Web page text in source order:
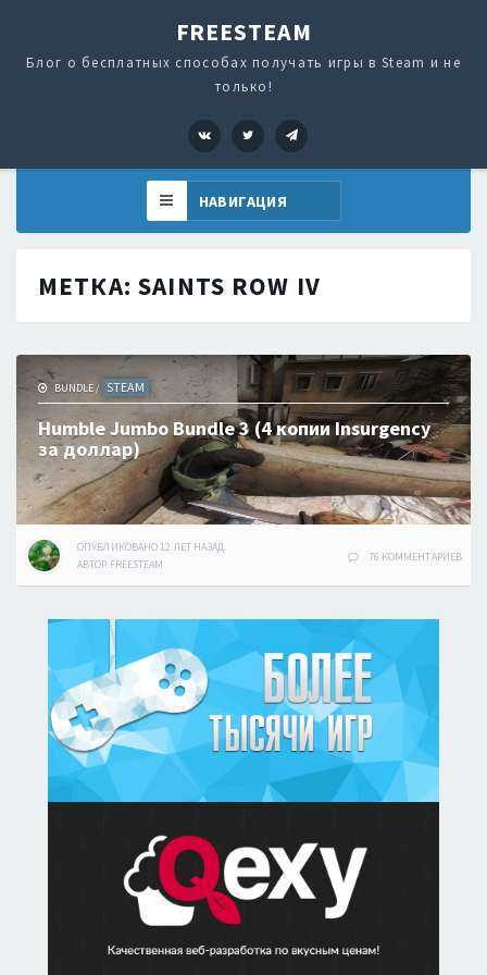
FREESTEAM
Блог о бесплатных способах получать игры в Steam и не
только!
VK Twitter
МЕТКА:SAINTS ROW IV
BUNDLE/ STEAM
Humble Jumbo Bundle 3 (4 копии Insurgency
за доллар)
ОПУБЛИКОВАНО 12 ЛЕТНАЗАД
АВТОР:FREESTEAM
76 КОММЕНТАРИЕВ